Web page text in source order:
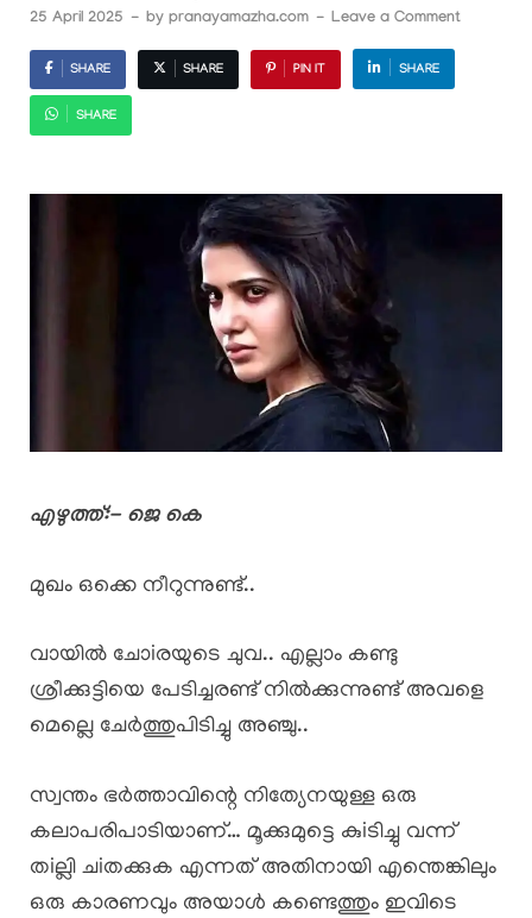
25 April 2025 - by pranayamazha.com - Leave a Comment
SHARE SHARE PIN IT SHARE
SHARE
എഴുത്ത്:- ജെ കെ
മുഖം ഒക്കെ നീറുന്നുണ്ട്..
വായിൽ ചോiരയുടെ ചുവ.. എല്ലാം കണ്ടു
ശ്രീക്കുട്ടിയെ പേടിച്ചരണ്ട് നിൽക്കുന്നുണ്ട് അവളെ
മെല്ലെ ചേർത്തുപിടിച്ചു അഞ്ചു..
സ്വന്തം ഭർത്താവിന്റെ നിത്യേനയുള്ള ഒരു
കലാപരിപാടിയാണ്… മൂക്കുമുട്ടെ കുiടിച്ചു വന്ന്
തiല്ലി ചiതക്കുക എന്നത് അതിനായി എന്തെങ്കിലും
ഒരു കാരണവും അയാൾ കണ്ടെത്തും ഇവിടെ